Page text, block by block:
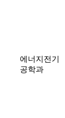
에너지전기
공학과